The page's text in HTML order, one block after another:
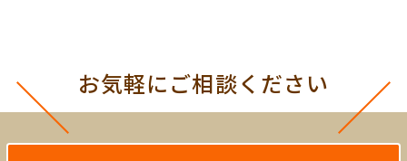
お気軽にご相談ください